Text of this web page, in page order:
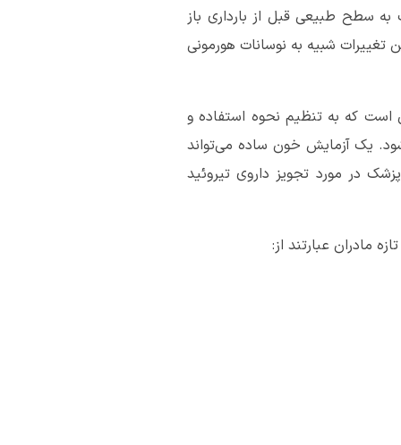
به سرعت به سطح طبیعی قبل از بارداری باز
شبیه به نوسانات هورمونی
که به تنظیم نحوه استفاده و
یک آزمایش خون ساده می‌تواند
در مورد تجویز داروی تیروئید
مادران عبارتند از: